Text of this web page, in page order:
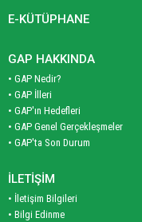
E-KÜTÜPHANE
GAP HAKKINDA
• GAP Nedir?
• GAP İlleri
• GAP'ın Hedefleri
• GAP Genel Gerçekleşmeler
• GAP'ta Son Durum
İLETİŞİM
• İletişim Bilgileri
• Bilgi Edinme